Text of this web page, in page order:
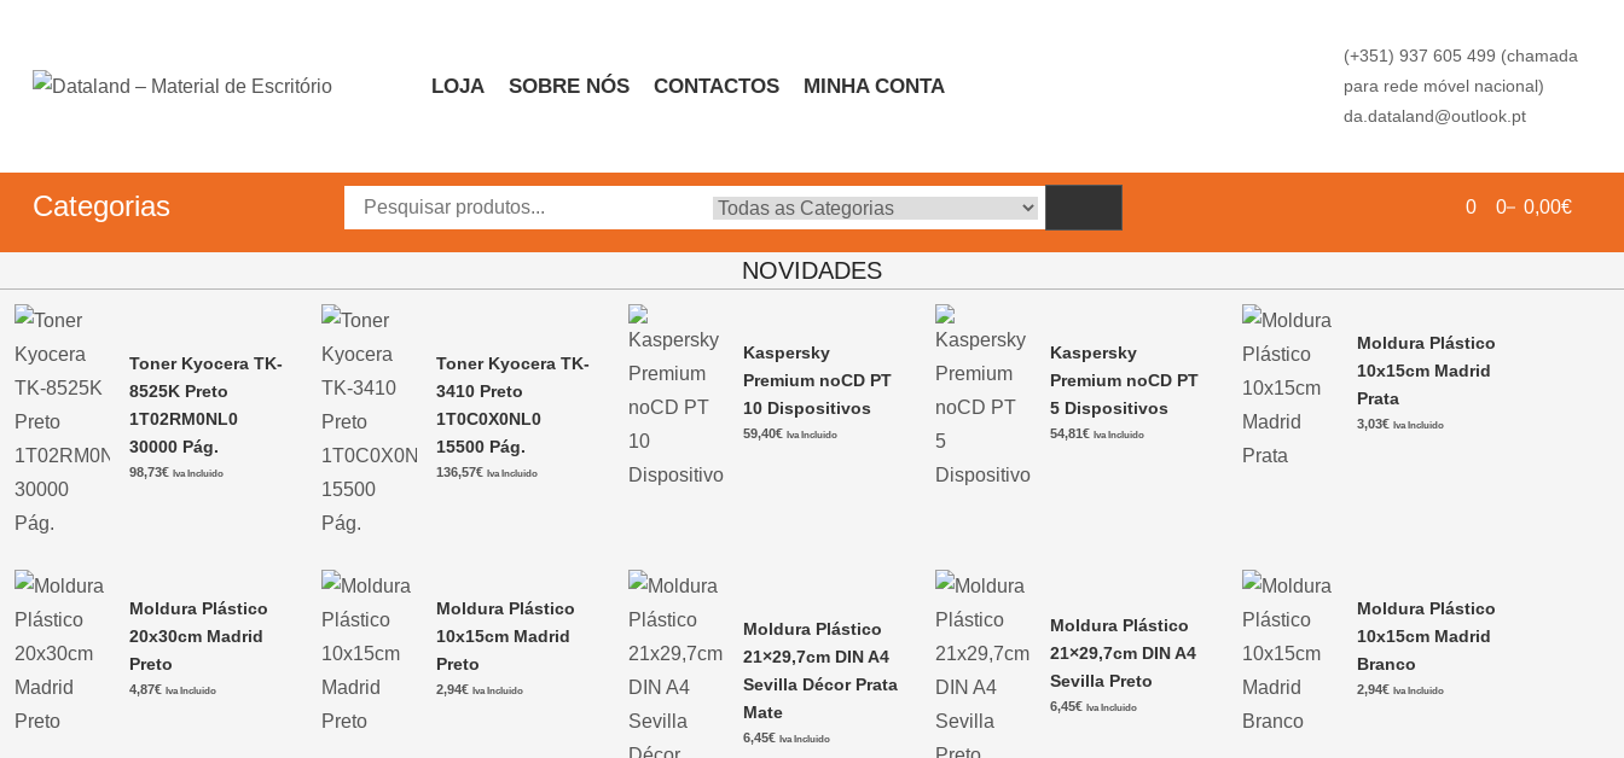
content
LOJA SOBRE NÓS CONTACTOS MINHA CONTA
(+351) 937 605 499 (chamada
para rede móvel nacional)
da.dataland@outlook.pt
Categorias 0 0 0,00€
NOVIDADES
Toner Kyocera TK-
8525K Preto
1T02RM0NL0
30000 Pág.
98,73€ Iva Incluido
Toner Kyocera TK-
3410 Preto
1T0C0X0NL0
15500 Pág.
136,57€ Iva Incluido
Kaspersky
Premium noCD PT
10 Dispositivos
59,40€ Iva Incluido
Kaspersky
Premium noCD PT
5 Dispositivos
54,81€ Iva Incluido
Moldura Plástico
10x15cm Madrid
Prata
3,03€ Iva Incluido
Moldura Plástico
20x30cm Madrid
Preto
4,87€ Iva Incluido
Moldura Plástico
10x15cm Madrid
Preto
2,94€ Iva Incluido
Moldura Plástico
21×29,7cm DIN A4
Sevilla Décor Prata
Mate
6,45€ Iva Incluido
Moldura Plástico
21×29,7cm DIN A4
Sevilla Preto
6,45€ Iva Incluido
Moldura Plástico
10x15cm Madrid
Branco
2,94€ Iva Incluido